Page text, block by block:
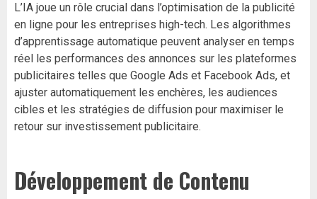
L’IA joue un rôle crucial dans l’optimisation de la publicité
en ligne pour les entreprises high-tech. Les algorithmes
d’apprentissage automatique peuvent analyser en temps
réel les performances des annonces sur les plateformes
publicitaires telles que Google Ads et Facebook Ads, et
ajuster automatiquement les enchères, les audiences
cibles et les stratégies de diffusion pour maximiser le
retour sur investissement publicitaire.
Développement de Contenu